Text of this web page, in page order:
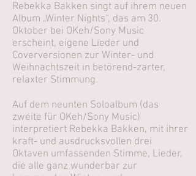
Rebekka Bakken singt auf ihrem neuen
Album „Winter Nights“, das am 30.
Oktober bei OKeh/Sony Music
erscheint, eigene Lieder und
Coverversionen zur Winter- und
Weihnachtszeit in betörend-zarter,
relaxter Stimmung.
Auf dem neunten Soloalbum (das
zweite für OKeh/Sony Music)
interpretiert Rebekka Bakken, mit ihrer
kraft- und ausdrucksvollen drei
Oktaven umfassenden Stimme, Lieder,
die alle ganz wunderbar zur